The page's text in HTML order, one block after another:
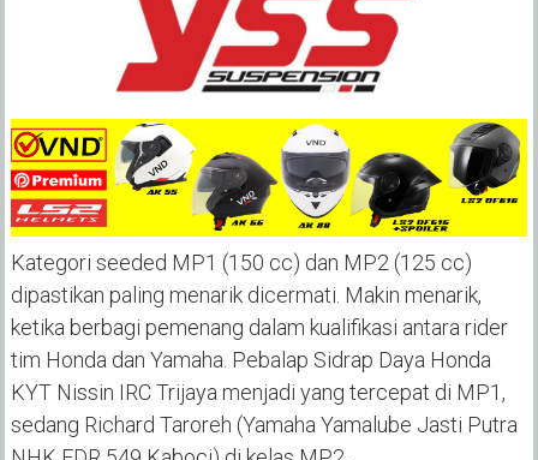
Kategori seeded MP1 (150 cc) dan MP2 (125 cc)
dipastikan paling menarik dicermati. Makin menarik,
ketika berbagi pemenang dalam kualifikasi antara rider
tim Honda dan Yamaha. Pebalap Sidrap Daya Honda
KYT Nissin IRC Trijaya menjadi yang tercepat di MP1,
sedang Richard Taroreh (Yamaha Yamalube Jasti Putra